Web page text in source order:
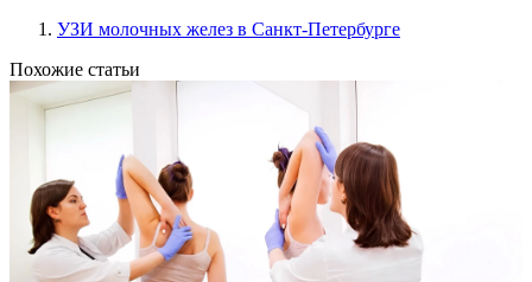
УЗИ молочных желез в Санкт-Петербурге
Похожие статьи